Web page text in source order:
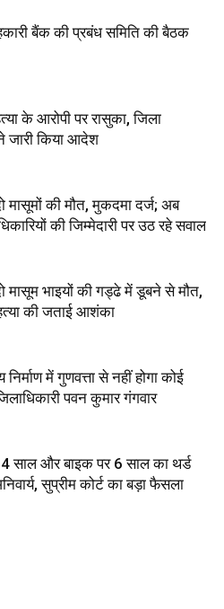
बैंक की प्रबंध समिति की बैठक
के आरोपी पर रासुका, जिला
जारी किया आदेश
मासूमों की मौत, मुकदमा दर्ज; अब
की जिम्मेदारी पर उठ रहे सवाल
मासूम भाइयों की गड्ढे में डूबने से मौत,
की जताई आशंका
निर्माण में गुणवत्ता से नहीं होगा कोई
पवन कुमार गंगवार
साल और बाइक पर 6 साल का थर्ड
सुप्रीम कोर्ट का बड़ा फैसला